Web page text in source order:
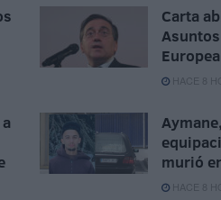
Carta
HACE 8
murió
HACE 8